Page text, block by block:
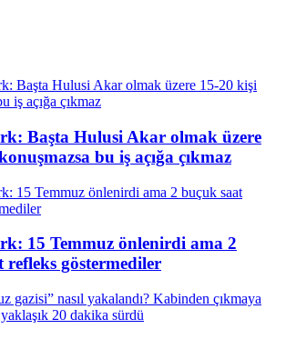
Başta Hulusi Akar olmak üzere
bu iş açığa çıkmaz
15 Temmuz önlenirdi ama 2
refleks göstermediler